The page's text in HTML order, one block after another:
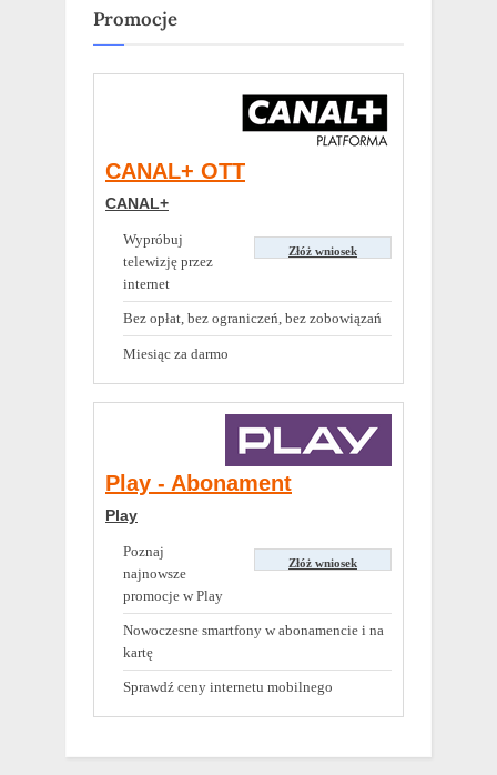
Promocje
CANAL+ OTT
CANAL+
Złóż wniosek
Wypróbuj
telewizję przez
internet
Bez opłat, bez ograniczeń, bez zobowiązań
Miesiąc za darmo
Play - Abonament
Play
Złóż wniosek
Poznaj
najnowsze
promocje w Play
Nowoczesne smartfony w abonamencie i na
kartę
Sprawdź ceny internetu mobilnego